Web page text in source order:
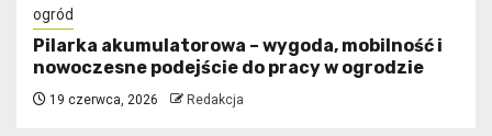
ogród
Pilarka akumulatorowa – wygoda, mobilność i
nowoczesne podejście do pracy w ogrodzie
19 czerwca, 2026 Redakcja